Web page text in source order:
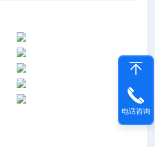
电话咨询